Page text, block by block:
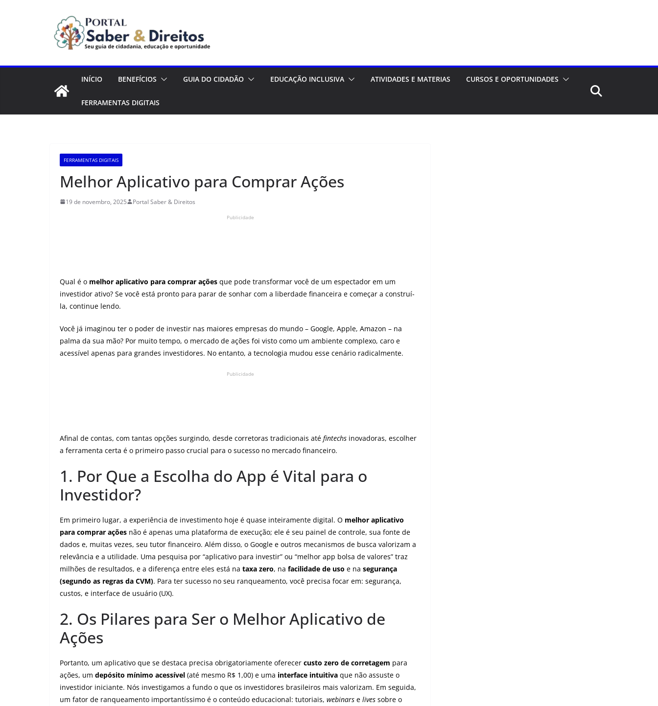
INÍCIO BENEFÍCIOS GUIA DO CIDADÃO EDUCAÇÃO INCLUSIVA ATIVIDADES E MATERIAS CURSOS E OPORTUNIDADES
FERRAMENTAS DIGITAIS
FERRAMENTAS DIGITAIS
Melhor Aplicativo para Comprar Ações
19 de novembro, 2025 Portal Saber & Direitos
Publicidade
Qual é o melhor aplicativo para comprar ações que pode transformar você de um espectador em um
investidor ativo? Se você está pronto para parar de sonhar com a liberdade financeira e começar a construí-
la, continue lendo.
Você já imaginou ter o poder de investir nas maiores empresas do mundo – Google, Apple, Amazon – na
palma da sua mão? Por muito tempo, o mercado de ações foi visto como um ambiente complexo, caro e
acessível apenas para grandes investidores. No entanto, a tecnologia mudou esse cenário radicalmente.
Publicidade
Afinal de contas, com tantas opções surgindo, desde corretoras tradicionais até fintechs inovadoras, escolher
a ferramenta certa é o primeiro passo crucial para o sucesso no mercado financeiro.
1. Por Que a Escolha do App é Vital para o
Investidor?
Em primeiro lugar, a experiência de investimento hoje é quase inteiramente digital. O melhor aplicativo
para comprar ações não é apenas uma plataforma de execução; ele é seu painel de controle, sua fonte de
dados e, muitas vezes, seu tutor financeiro. Além disso, o Google e outros mecanismos de busca valorizam a
relevância e a utilidade. Uma pesquisa por “aplicativo para investir” ou “melhor app bolsa de valores” traz
milhões de resultados, e a diferença entre eles está na taxa zero, na facilidade de uso e na segurança
(segundo as regras da CVM). Para ter sucesso no seu ranqueamento, você precisa focar em: segurança,
custos, e interface de usuário (UX).
2. Os Pilares para Ser o Melhor Aplicativo de
Ações
Portanto, um aplicativo que se destaca precisa obrigatoriamente oferecer custo zero de corretagem para
ações, um depósito mínimo acessível (até mesmo R$ 1,00) e uma interface intuitiva que não assuste o
investidor iniciante. Nós investigamos a fundo o que os investidores brasileiros mais valorizam. Em seguida,
um fator de ranqueamento importantíssimo é o conteúdo educacional: tutoriais, webinars e lives sobre o